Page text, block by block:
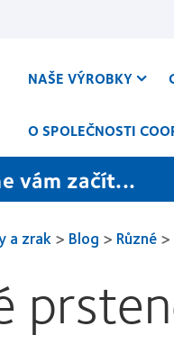
NAŠE VÝROBKY
O SPOLEČNOSTI
vám začít...
a zrak> Blog > Různé>